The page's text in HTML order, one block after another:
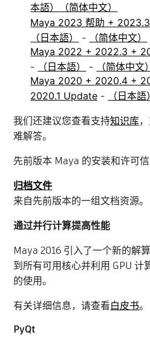
本語）
（简体中文）
Maya 2023 帮助 +
（日本語）
-
（简体中文）
Maya 2022 + 2022.3 +
-
（日本語） -
（简体中文）
Maya 2020 + 2020.4 +
2020.1 Update - （日本語）
我们还建议您查看支持知识库
难解答。
先前版本 Maya 的安装和许可
归档文件
来自先前版本的一组文档资源。
通过并行计算提高性能
Maya 2016 引入了一个新的解
到所有可用核心并利用 GPU 计
的使用。
有关详细信息，请查看白皮书。
PyQt